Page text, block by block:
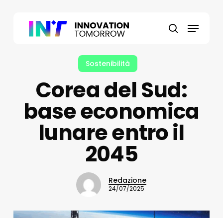
search
Menu
Sostenibilità
Corea del Sud:
base economica
lunare entro il
2045
Redazione
24/07/2025